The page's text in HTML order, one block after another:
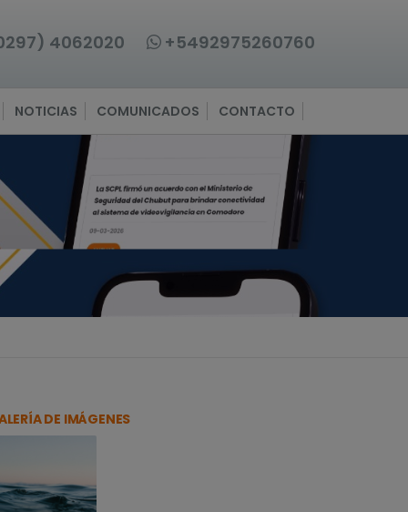
4062020 +5492975260760
NOTICIAS COMUNICADOS CONTACTO
DE IMÁGENES